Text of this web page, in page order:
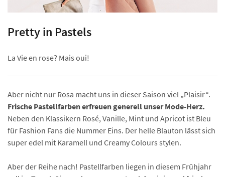
Pretty in Pastels
La Vie en rose? Mais oui!
Aber nicht nur Rosa macht uns in dieser Saison viel „Plaisir“.
Frische Pastellfarben erfreuen generell unser Mode-Herz.
Neben den Klassikern Rosé, Vanille, Mint und Apricot ist Bleu
für Fashion Fans die Nummer Eins. Der helle Blauton lässt sich
super edel mit Karamell und Creamy Colours stylen.
Aber der Reihe nach! Pastellfarben liegen in diesem Frühjahr